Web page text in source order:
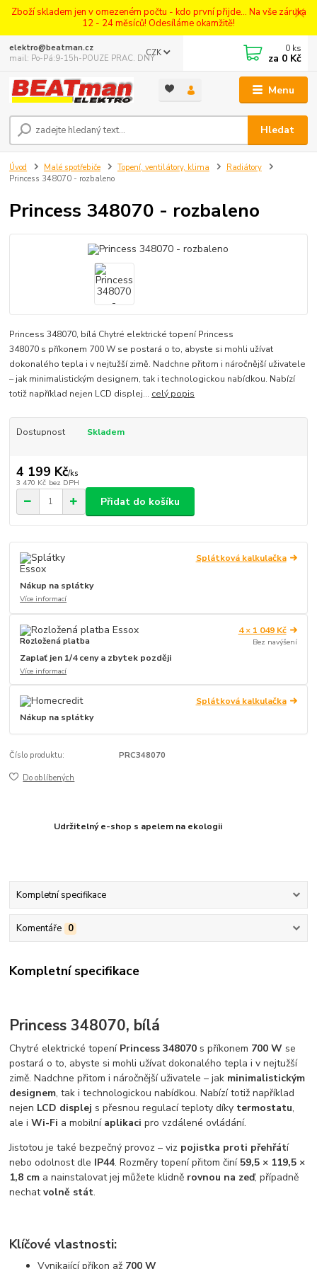
Zboží skladem jen v omezeném počtu - kdo první přijde... Na vše záruka
12 - 24 měsíců! Odesíláme okamžitě!
Menu
CZK
Hledat
elektro@beatman.cz
mail: Po-Pá:9-15h-POUZE PRAC. DNY
0 ks
za 0 Kč
Úvod Malé spotřebiče Topení, ventilátory, klima
Radiátory
Princess 348070 - rozbaleno
Princess 348070 - rozbaleno
Princess 348070, bílá Chytré elektrické topení Princess
348070 s příkonem 700 W se postará o to, abyste si mohli užívat
dokonalého tepla i v nejtužší zimě. Nadchne přitom i náročnější uživatele
– jak minimalistickým designem, tak i technologickou nabídkou. Nabízí
totiž například nejen LCD displej... celý popis
Dostupnost Skladem
4 199 Kč/ks
3 470 Kč bez DPH
Přidat do košíku
Splátková kalkulačka
Nákup na splátky
Více informací
Rozložená platba
4 × 1 049 Kč
Bez navýšení
Zaplať jen 1/4 ceny a zbytek později
Více informací
Splátková kalkulačka
Nákup na splátky
Číslo produktu: PRC348070
Do oblíbených
Udržitelný e-shop s apelem na ekologii
Kompletní specifikace
Komentáře 0
Kompletní specifikace
Princess 348070, bílá
Chytré elektrické topení Princess 348070 s příkonem 700 W se
postará o to, abyste si mohli užívat dokonalého tepla i v nejtužší
zimě. Nadchne přitom i náročnější uživatele – jak minimalistickým
designem, tak i technologickou nabídkou. Nabízí totiž například
nejen LCD displej s přesnou regulací teploty díky termostatu,
ale iWi-Fi a mobilní aplikaci pro vzdálené ovládání.
Jistotou je také bezpečný provoz – viz pojistka proti přehřátí
nebo odolnost dle IP44. Rozměry topení přitom činí 59,5 × 119,5 ×
1,8 cm a nainstalovat jej můžete klidně rovnou na zeď, případně
nechatvolně stát.
Klíčové vlastnosti:
Vynikající příkon až 700 W